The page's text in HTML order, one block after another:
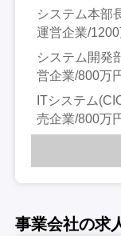
システム本部
運営企業/
システム開発
営企業/800万
ITシステム
売企業/800万
事業会社の求